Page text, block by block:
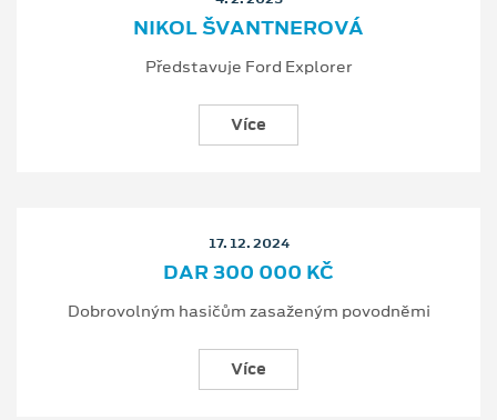
NIKOL ŠVANTNEROVÁ
Představuje Ford Explorer
Více
17. 12. 2024
DAR 300 000 KČ
Dobrovolným hasičům zasaženým povodněmi
Více